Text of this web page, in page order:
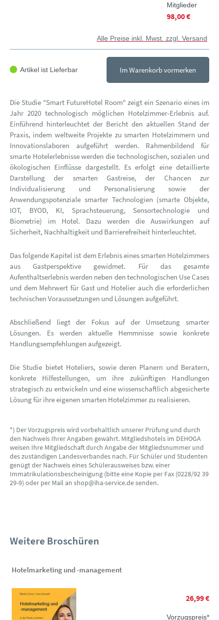
Mitglieder
98,00 €
Alle Preise inkl. Mwst. zzgl. Versand
Artikel ist Lieferbar Im Warenkorb vormerken
Die Studie "Smart FutureHotel Room" zeigt ein Szenario eines im
Jahr 2020 technologisch möglichen Hotelzimmer-Erlebnis auf.
Einführend hinterleuchtet der Bericht den aktuellen Stand der
Praxis, indem weltweite Projekte zu smarten Hotelzimmern und
Innovationslaboren aufgeführt werden. Rahmenbildend für
smarte Hotelerlebnisse werden die technologischen, sozialen und
ökologischen Einflüsse dargestellt. Es erfolgt eine detaillierte
Darstellung der smarten Gastreise, der Chancen zur
Individualisierung und Personalisierung sowie der
Anwendungspotenziale smarter Technologien (smarte Objekte,
IOT, BYOD, KI, Sprachsteuerung, Sensortechnologie und
Biometrie) im Hotel. Dazu werden die Auswirkungen auf
Sicherheit, Nachhaltigkeit und Barrierefreiheit hinterleuchtet.
Das folgende Kapitel ist dem Erlebnis eines smarten Hotelzimmers
aus Gastperspektive gewidmet. Für das gesamte
Aufenthaltserlebnis werden neben den technologischen Use Cases
und dem Mehrwert für Gast und Hotelier auch die erforderlichen
technischen Voraussetzungen und Lösungen aufgeführt.
Abschließend liegt der Fokus auf der Umsetzung smarter
Lösungen. Es werden aktuelle Hemmnisse sowie konkrete
Handlungsempfehlungen aufgezeigt.
Die Studie bietet Hoteliers, sowie deren Planern und Beratern,
konkrete Hilfestellungen, um ihre zukünftigen Handlungen
strategisch zu entwickeln und eine wissenschaftlich abgesicherte
Lösung für ihre eigenen smarten Hotelzimmer zu realisieren.
*) Der Vorzugspreis wird vorbehaltlich unserer Prüfung und durch
den Nachweis Ihrer Angaben gewährt. Mitgliedshotels im DEHOGA
weisen Ihre Mitgliedschaft durch Angabe der Mitgliedsnummer und
des zuständigen Landesverbandes nach. Für Schüler und Studenten
genügt der Nachweis eines Schülerausweises bzw. einer
Immatrikulationsbescheinigung (bitte eine Kopie per Fax (0228/92 39
29-9) oder per Mail an shop@iha-service.de senden.
Weitere Broschüren
Hotelmarketing und -management
26,99 €
Vorzugspreis*